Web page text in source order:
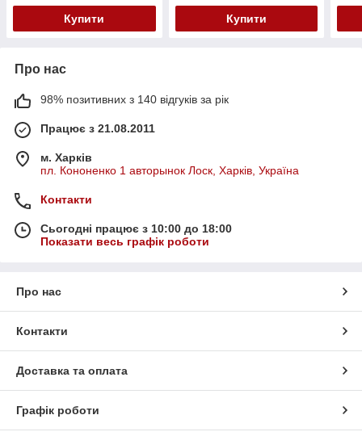
Купити Купити
Про нас
98% позитивних з 140 відгуків за рік
Працює з 21.08.2011
м. Харків
пл. Кононенко 1 авторынок Лоск, Харків, Україна
Контакти
Сьогодні працює з 10:00 до 18:00
Показати весь графік роботи
Про нас
Контакти
Доставка та оплата
Графік роботи